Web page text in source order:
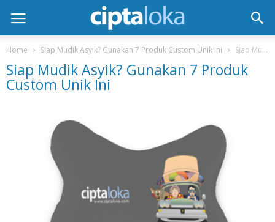
Home Siap Mudik Asyik? Gunakan 7 Produk Custom Unik Ini Siap Mudik Asyik? Gunakan 7 Produk Custom Unik Ini
Siap Mudik Asyik? Gunakan 7 Produk
Custom Unik Ini